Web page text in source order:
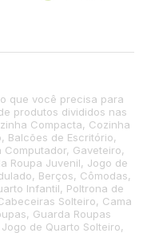
que você precisa para
produtos divididos nas
Compacta, Cozinha
Balcões de Escritório,
Gaveteiro,
Roupa Juvenil, Jogo de
Berços, Cômodas,
Infantil, Poltrona de
Solteiro, Cama
Guarda Roupas
de Quarto Solteiro,